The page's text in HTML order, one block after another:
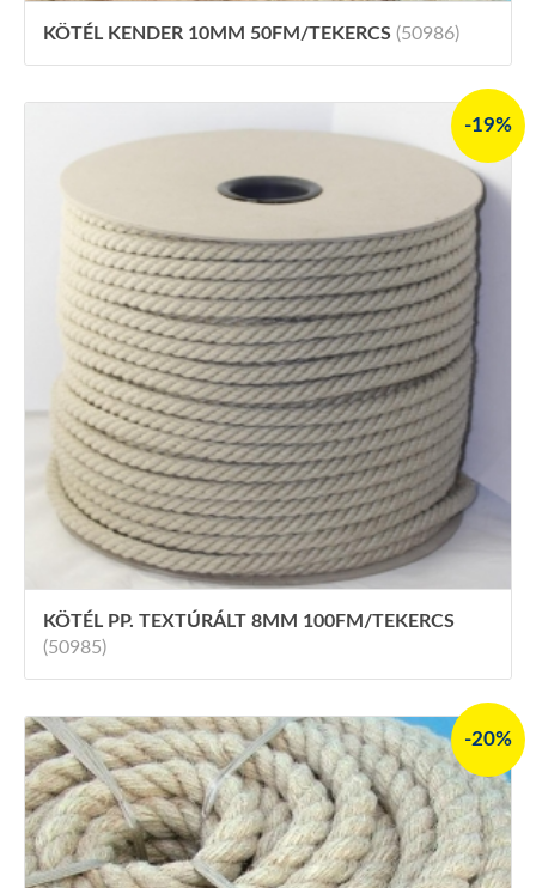
KÖTÉL KENDER 10MM 50FM/TEKERCS (50986)
-19%
KÖTÉL PP. TEXTÚRÁLT 8MM 100FM/TEKERCS
(50985)
-20%